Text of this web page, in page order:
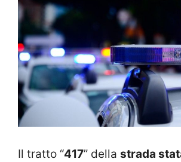
Il tratto “417” della strada